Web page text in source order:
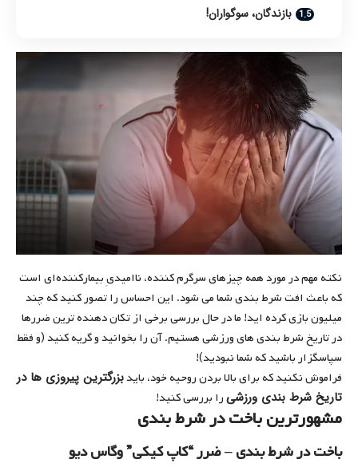
بازندگان، سوگواران!
نکته مهم در مورد همه چیزهای سرگرم کننده، ناامیدیِ بیمارکننده‌ای است
که باعث افت شرط بندی شما می شود. این احساس را تصور کنید که چند
میلیون بازی کرده اید! ما در حال بررسی برخی از تکان دهنده ترین ضررها
در تاریخ شرط بندی های ورزشی هستیم. آن را بخوانید و گریه کنید (و فقط
سپاسگزار باشید که شما نبودید)!
فراموش نکنید که برای بالا بردن روحیه خود، بایدبزرگترین پیروزی ها در
تاریخ شرط بندی ورزشیرا بررسی کنید!
مشهورترین باخت در شرط بندی
باخت در شرط بندی – ضرر “کاپ کیکی” وگاس دیو